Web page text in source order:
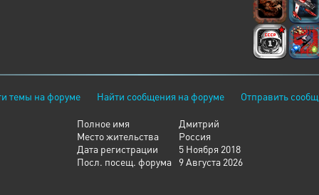
темы на форуме Найти сообщения на форуме Отправить
Полное имя
Дмитрий
Место жительства
Россия
Дата регистрации
5 Ноября 2018
Посл. посещ. форума
9 Августа 2026